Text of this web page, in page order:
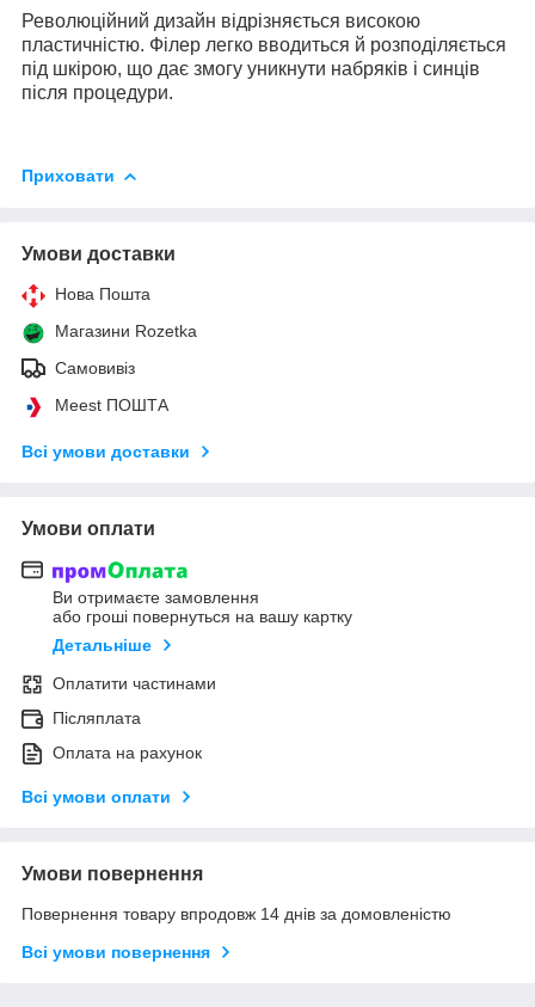
Революційний дизайн відрізняється високою
пластичністю. Філер легко вводиться й розподіляється
під шкірою, що дає змогу уникнути набряків і синців
після процедури.
Приховати
Умови доставки
Нова Пошта
Магазини Rozetka
Самовивіз
Meest ПОШТА
Всі умови доставки
Умови оплати
Ви отримаєте замовлення
або гроші повернуться на вашу картку
Детальніше
Оплатити частинами
Післяплата
Оплата на рахунок
Всі умови оплати
Умови повернення
Повернення товару впродовж 14 днів за домовленістю
Всі умови повернення